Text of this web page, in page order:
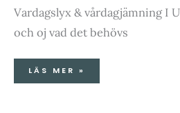
Vardagslyx & vårdagjämning I
och oj vad det behövs
LÄS MER »